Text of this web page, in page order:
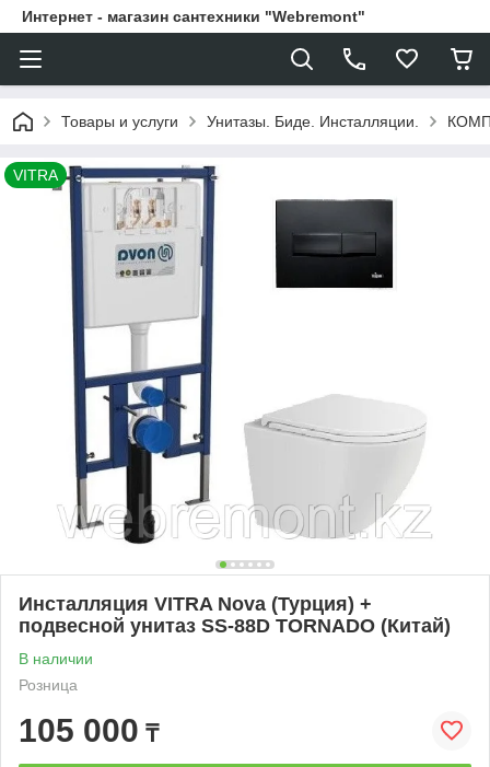
Интернет - магазин сантехники "Webremont"
Товары и услуги Унитазы. Биде. Инсталляции.
VITRA
Инсталляция VITRA Nova (Турция) +
подвесной унитаз SS-88D TORNADO (Китай)
В наличии
Розница
105 000 ₸